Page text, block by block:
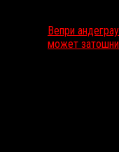
Вепри
может